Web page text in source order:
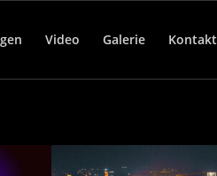
Video Galerie Kontakt